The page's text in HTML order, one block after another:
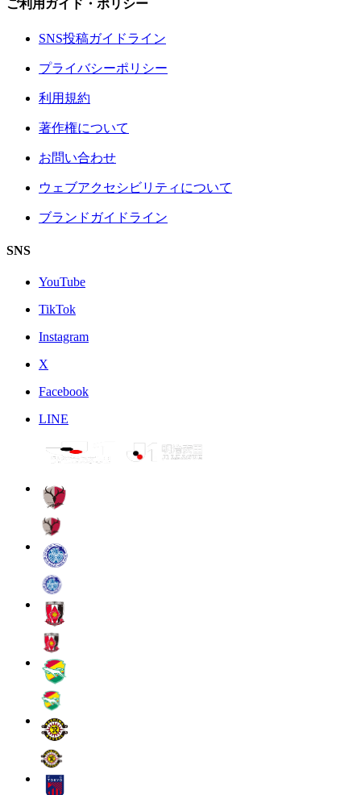
ご利用ガイド・ポリシー
SNS投稿ガイドライン
プライバシーポリシー
利用規約
著作権について
お問い合わせ
ウェブアクセシビリティについて
ブランドガイドライン
SNS
YouTube
TikTok
Instagram
X
Facebook
LINE